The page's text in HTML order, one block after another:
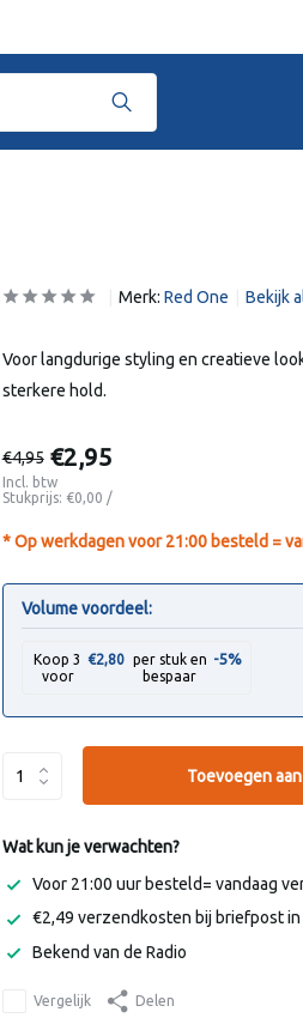
Merk: Red One Bekijk
Voor langdurige styling en creatieve
sterkere hold.
€4,95 €2,95
Incl. btw
Stukprijs: €0,00 /
* Op werkdagen voor 21:00 besteld =
Volume voordeel:
Koop 3
voor
€2,80 per stuk en
bespaar
-5%
Toevoegen
Wat kun je verwachten?
Voor 21:00 uur besteld= vandaag
€2,49 verzendkosten bij briefpost in
Bekend van de Radio
Vergelijk Delen